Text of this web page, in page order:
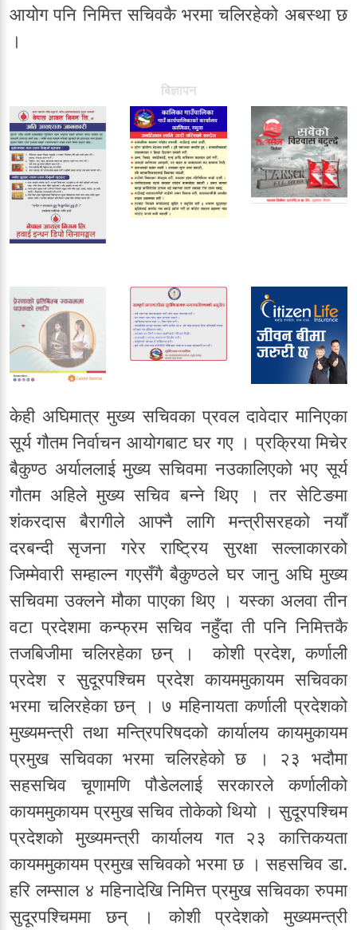
आयोग पनि निमित्त सचिवकै भरमा चलिरहेको अबस्था छ
।
बिज्ञापन
केही अघिमात्र मुख्य सचिवका प्रवल दावेदार मानिएका
सूर्य गौतम निर्वाचन आयोगबाट घर गए । प्रक्रिया मिचेर
बैकुण्ठ अर्याललाई मुख्य सचिवमा नउकालिएको भए सूर्य
गौतम अहिले मुख्य सचिव बन्ने थिए । तर सेटिङमा
शंकरदास बैरागीले आफ्नै लागि मन्त्रीसरहको नयाँ
दरबन्दी सृजना गरेर राष्ट्रिय सुरक्षा सल्लाकारको
जिम्मेवारी सम्हाल्न गएसँगै बैकुण्ठले घर जानु अघि मुख्य
सचिवमा उक्लने मौका पाएका थिए । यस्का अलवा तीन
वटा प्रदेशमा कन्फ्रम सचिव नहुँदा ती पनि निमित्तकै
तजबिजीमा चलिरहेका छन् । कोशी प्रदेश, कर्णाली
प्रदेश र सुदूरपश्चिम प्रदेश कायममुकायम सचिवका
भरमा चलिरहेका छन् । ७ महिनायता कर्णाली प्रदेशको
मुख्यमन्त्री तथा मन्त्रिपरिषदको कार्यालय कायमुकायम
प्रमुख सचिवका भरमा चलिरहेको छ । २३ भदौमा
सहसचिव चूणामणि पौडेललाई सरकारले कर्णालीको
कायममुकायम प्रमुख सचिव तोकेको थियो । सुदूरपश्चिम
प्रदेशको मुख्यमन्त्री कार्यालय गत २३ कात्तिकयता
कायममुकायम प्रमुख सचिवको भरमा छ । सहसचिव डा.
हरि लम्साल ४ महिनादेखि निमित्त प्रमुख सचिवका रुपमा
सुदूरपश्चिममा छन् । कोशी प्रदेशको मुख्यमन्त्री